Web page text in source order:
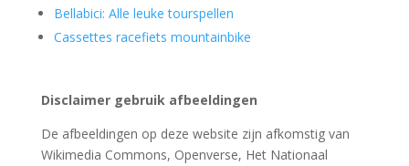
Bellabici: Alle leuke tourspellen
Cassettes racefiets mountainbike
Disclaimer gebruik afbeeldingen
De afbeeldingen op deze website zijn afkomstig van
Wikimedia Commons, Openverse, Het Nationaal